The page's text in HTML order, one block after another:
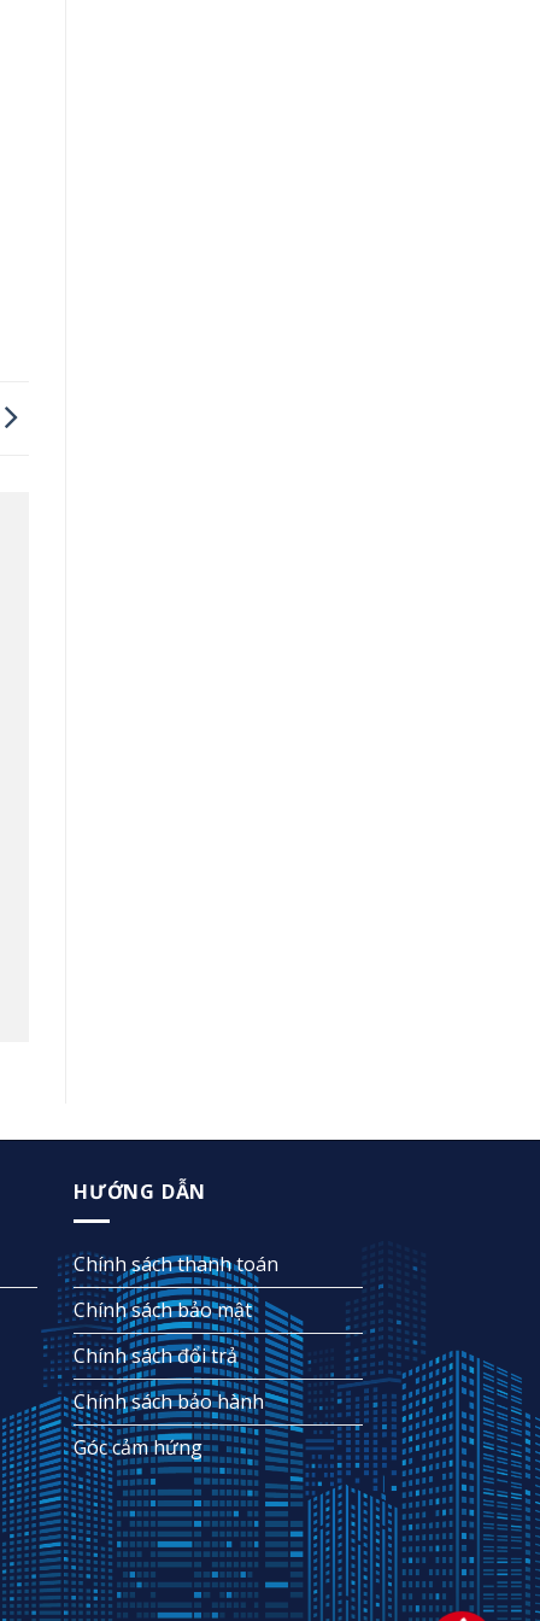
HƯỚNG DẪN
Chính sách thanh toán
Chính sách bảo mật
Chính sách đổi trả
Chính sách bảo hành
Góc cảm hứng